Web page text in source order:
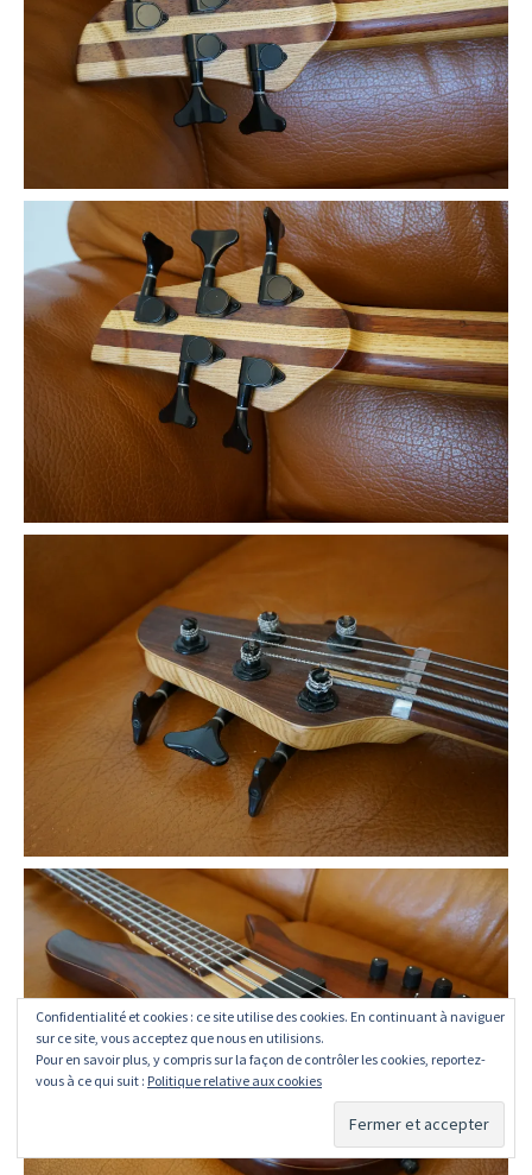
Confidentialité et cookies : ce site utilise des cookies. En continuant à naviguer
sur ce site, vous acceptez que nous en utilisions.
Pour en savoir plus, y compris sur la façon de contrôler les cookies, reportez-
vous à ce qui suit : Politique relative aux cookies